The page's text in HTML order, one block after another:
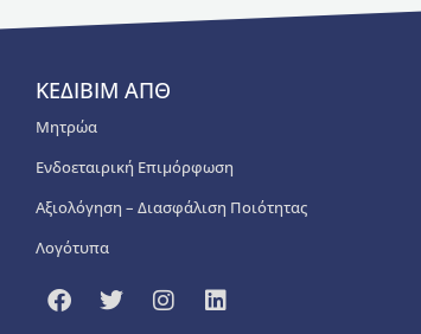
ΚΕΔΙΒΙΜ ΑΠΘ
Μητρώα
Ενδοεταιρική Επιμόρφωση
Αξιολόγηση – Διασφάλιση Ποιότητας
Λογότυπα